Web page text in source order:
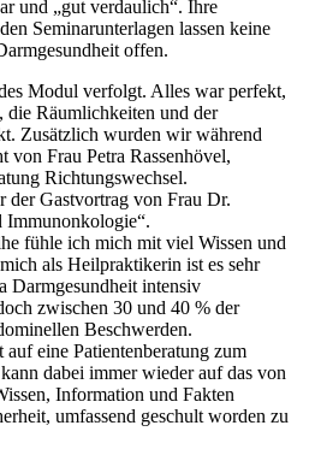
und „gut verdaulich“. Ihre
Seminarunterlagen lassen keine
offen.
Modul verfolgt. Alles war perfekt,
die Räumlichkeiten und der
Zusätzlich wurden wir während
von Frau Petra Rassenhövel,
Richtungswechsel.
der Gastvortrag von Frau Dr.
Immunonkologie“.
fühle ich mich mit viel Wissen und
als Heilpraktikerin ist es sehr
Darmgesundheit intensiv
zwischen 30 und 40 % der
Beschwerden.
eine Patientenberatung zum
dabei immer wieder auf das von
Information und Fakten
umfassend geschult worden zu